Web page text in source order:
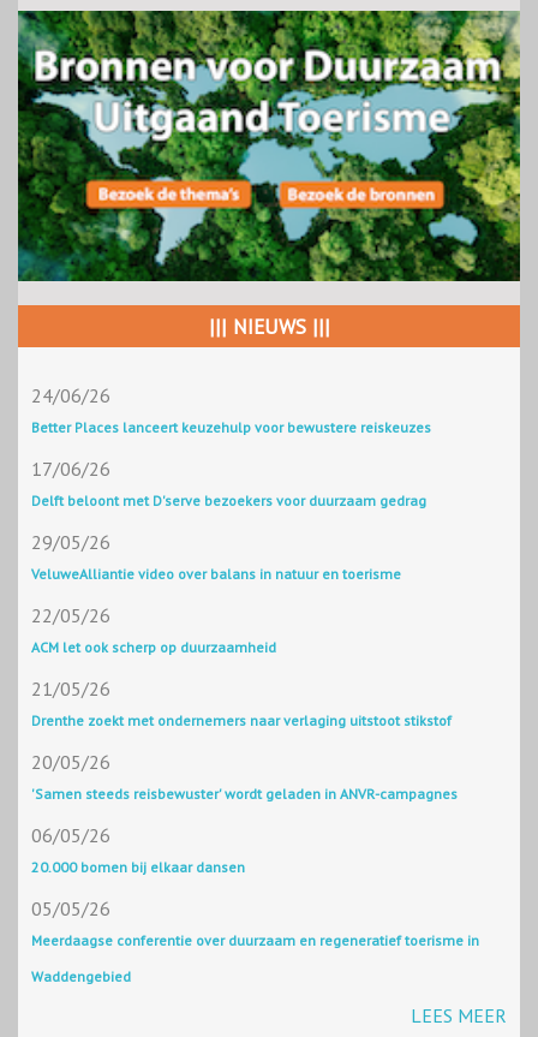
||| NIEUWS |||
24/06/26
Better Places lanceert keuzehulp voor bewustere reiskeuzes
17/06/26
Delft beloont met D'serve bezoekers voor duurzaam gedrag
29/05/26
VeluweAlliantie video over balans in natuur en toerisme
22/05/26
ACM let ook scherp op duurzaamheid
21/05/26
Drenthe zoekt met ondernemers naar verlaging uitstoot stikstof
20/05/26
'Samen steeds reisbewuster' wordt geladen in ANVR-campagnes
06/05/26
20.000 bomen bij elkaar dansen
05/05/26
Meerdaagse conferentie over duurzaam en regeneratief toerisme in
Waddengebied
LEES MEER